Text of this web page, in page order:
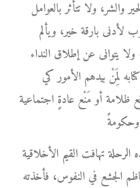
والشر، ولا تتأثر بالعوامل
لأدنى بارقة خير، ويألم
ولا يتوانى عن إطلاق النداء
لِمَنْ بيدهم الأمور كي
ظلامة أو مَنْع عادةٍ اجتماعية
تهافت القيم الأخلاقية
الجشع في النفوس، فأخذته